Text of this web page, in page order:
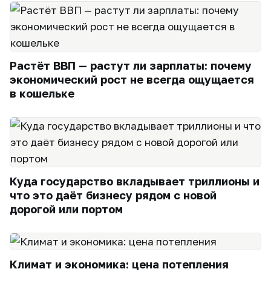
Растёт ВВП — растут ли зарплаты: почему
экономический рост не всегда ощущается
в кошельке
Куда государство вкладывает триллионы и
что это даёт бизнесу рядом с новой
дорогой или портом
Климат и экономика: цена потепления